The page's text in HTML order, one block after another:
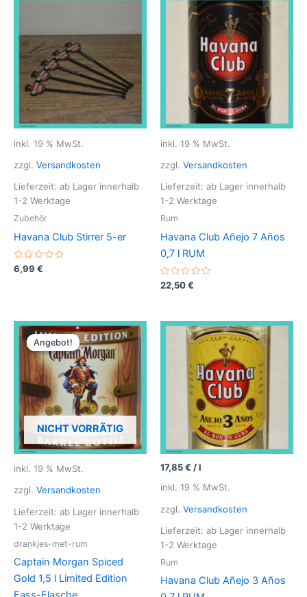
inkl. 19 % MwSt.
zzgl. Versandkosten
Lieferzeit: ab Lager innerhalb
1-2 Werktage
Zubehör
Havana Club Stirrer 5-er
B
e
6,99 €
inkl. 19 % MwSt.
zzgl. Versandkosten
Lieferzeit: ab Lager innerhalb
1-2 Werktage
Rum
Havana Club Añejo 7 Años
0,7 l RUM
B
e
22,50€
Angebot!
NICHT VORRÄTIG
Angebot!
inkl. 19 % MwSt.
zzgl. Versandkosten
Lieferzeit: ab Lager innerhalb
1-2 Werktage
drankjes-met-rum
Captain Morgan Spiced
Gold 1,5 l Limited Edition
17,85€ /l
inkl. 19 % MwSt.
zzgl. Versandkosten
Lieferzeit: ab Lager innerhalb
1-2 Werktage
Rum
Havana Club Añejo 3 Años